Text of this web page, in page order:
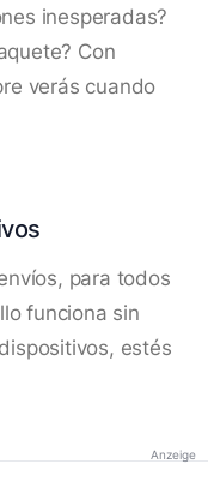
inesperadas?
Con
verás cuando
para todos
funciona sin
estés
Anzeige